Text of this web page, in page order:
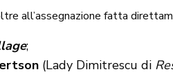
all’assegnazione fatta
;
(Lady Dimitrescu di